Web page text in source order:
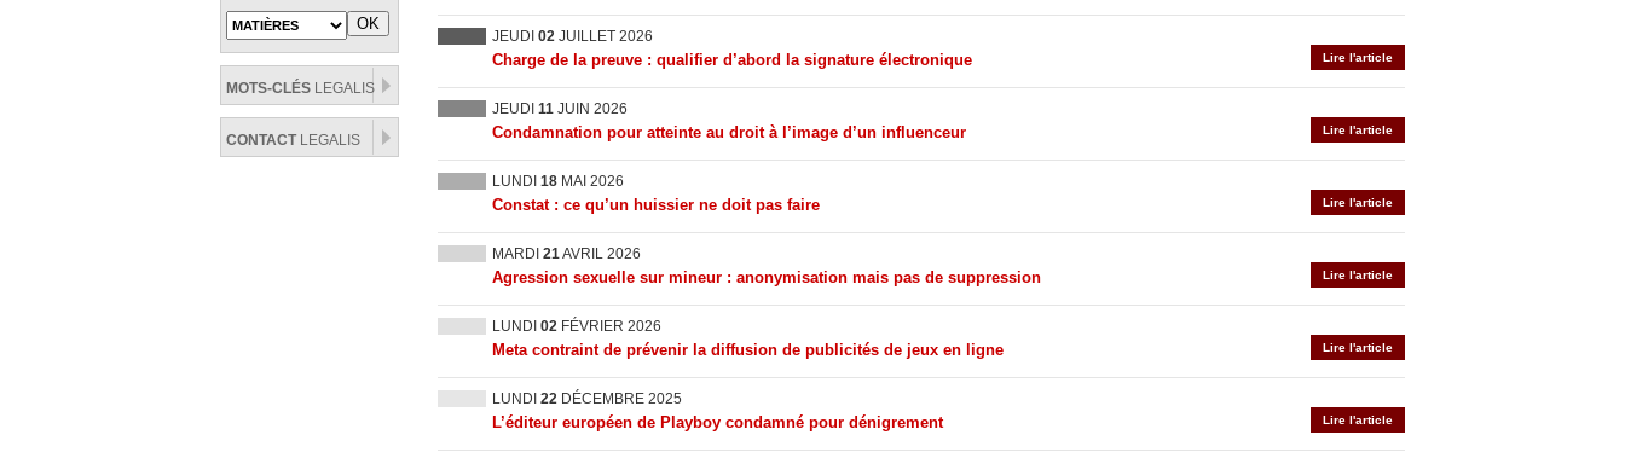
MOTS-CLÉS LEGALIS
CONTACTLEGALIS
JEUDI 02 JUILLET 2026
Lire l'article
Charge de la preuve : qualifier d’abord la signature électronique
JEUDI 11 JUIN 2026
Lire l'article
Condamnation pour atteinte au droit à l’image d’un influenceur
LUNDI 18 MAI 2026
Lire l'article
Constat : ce qu’un huissier ne doit pas faire
MARDI 21AVRIL 2026
Lire l'article
Agression sexuelle sur mineur : anonymisation mais pas de suppression
LUNDI 02 FÉVRIER 2026
Lire l'article
Meta contraint de prévenir la diffusion de publicités de jeux en ligne
LUNDI 22 DÉCEMBRE 2025
Lire l'article
L’éditeur européen de Playboy condamné pour dénigrement